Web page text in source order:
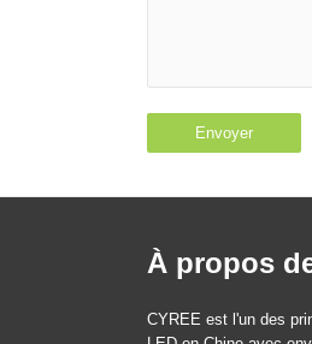
À propos
CYREE est l'un des